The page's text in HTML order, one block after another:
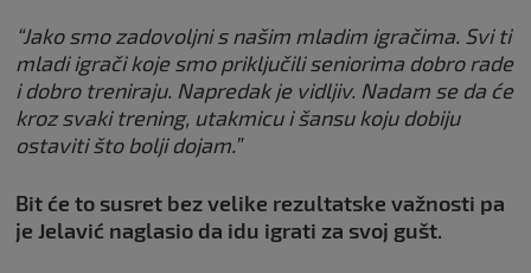
“Jako smo zadovoljni s našim mladim igračima. Svi ti
mladi igrači koje smo priključili seniorima dobro rade
i dobro treniraju. Napredak je vidljiv. Nadam se da će
kroz svaki trening, utakmicu i šansu koju dobiju
ostaviti što bolji dojam.”
Bit će to susret bez velike rezultatske važnosti pa
je Jelavić naglasio da idu igrati za svoj gušt.